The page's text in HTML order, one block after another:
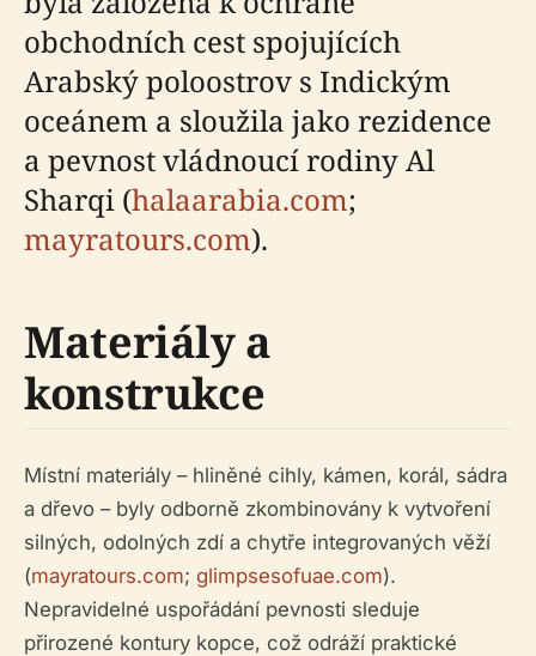
obchodních cest spojujících
Arabský poloostrov s Indickým
oceánem a sloužila jako rezidence
a pevnost vládnoucí rodiny Al
Sharqi (halaarabia.com;
mayratours.com).
Materiály a
konstrukce
Místní materiály – hliněné cihly, kámen, korál, sádra
a dřevo – byly odborně zkombinovány k vytvoření
silných, odolných zdí a chytře integrovaných věží
(mayratours.com; glimpsesofuae.com).
Nepravidelné uspořádání pevnosti sleduje
přirozené kontury kopce, což odráží praktické